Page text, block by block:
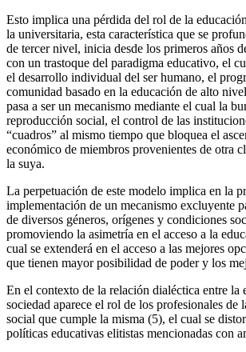
Esto implica una pérdida del rol de la
la universitaria, esta característica que se
de tercer nivel, inicia desde los primeros años
con un trastoque del paradigma educativo, el
el desarrollo individual del ser humano, el
comunidad basado en la educación de alto
pasa a ser un mecanismo mediante el cual la
reproducción social, el control de las
“cuadros” al mismo tiempo que bloquea el
económico de miembros provenientes de otra
la suya.
La perpetuación de este modelo implica en la
implementación de un mecanismo excluyente
de diversos géneros, orígenes y condiciones
promoviendo la asimetría en el acceso a la
cual se extenderá en el acceso a las mejores
que tienen mayor posibilidad de poder y los
En el contexto de la relación dialéctica entre la
sociedad aparece el rol de los profesionales de
social que cumple la misma (5), el cual se
políticas educativas elitistas mencionadas con